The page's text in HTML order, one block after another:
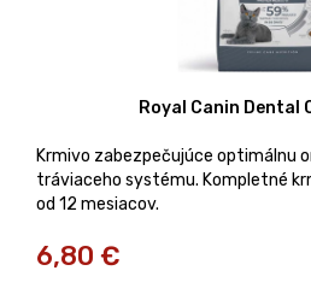
Royal Canin Dental
Krmivo zabezpečujúce optimálnu
tráviaceho systému. Kompletné
od 12 mesiacov.
6,80 €